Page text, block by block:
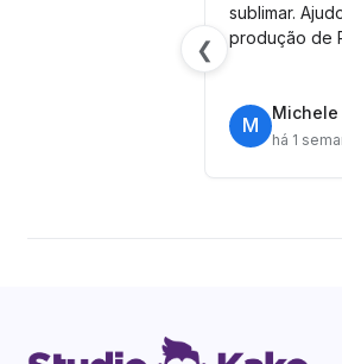
❮
sublimar.
produção de
M
Michele
há 1